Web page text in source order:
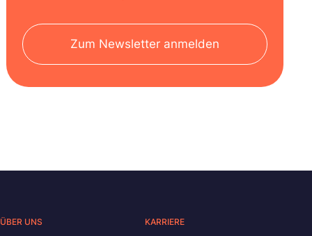
Zum Newsletter anmelden
ÜBER UNS KARRIERE